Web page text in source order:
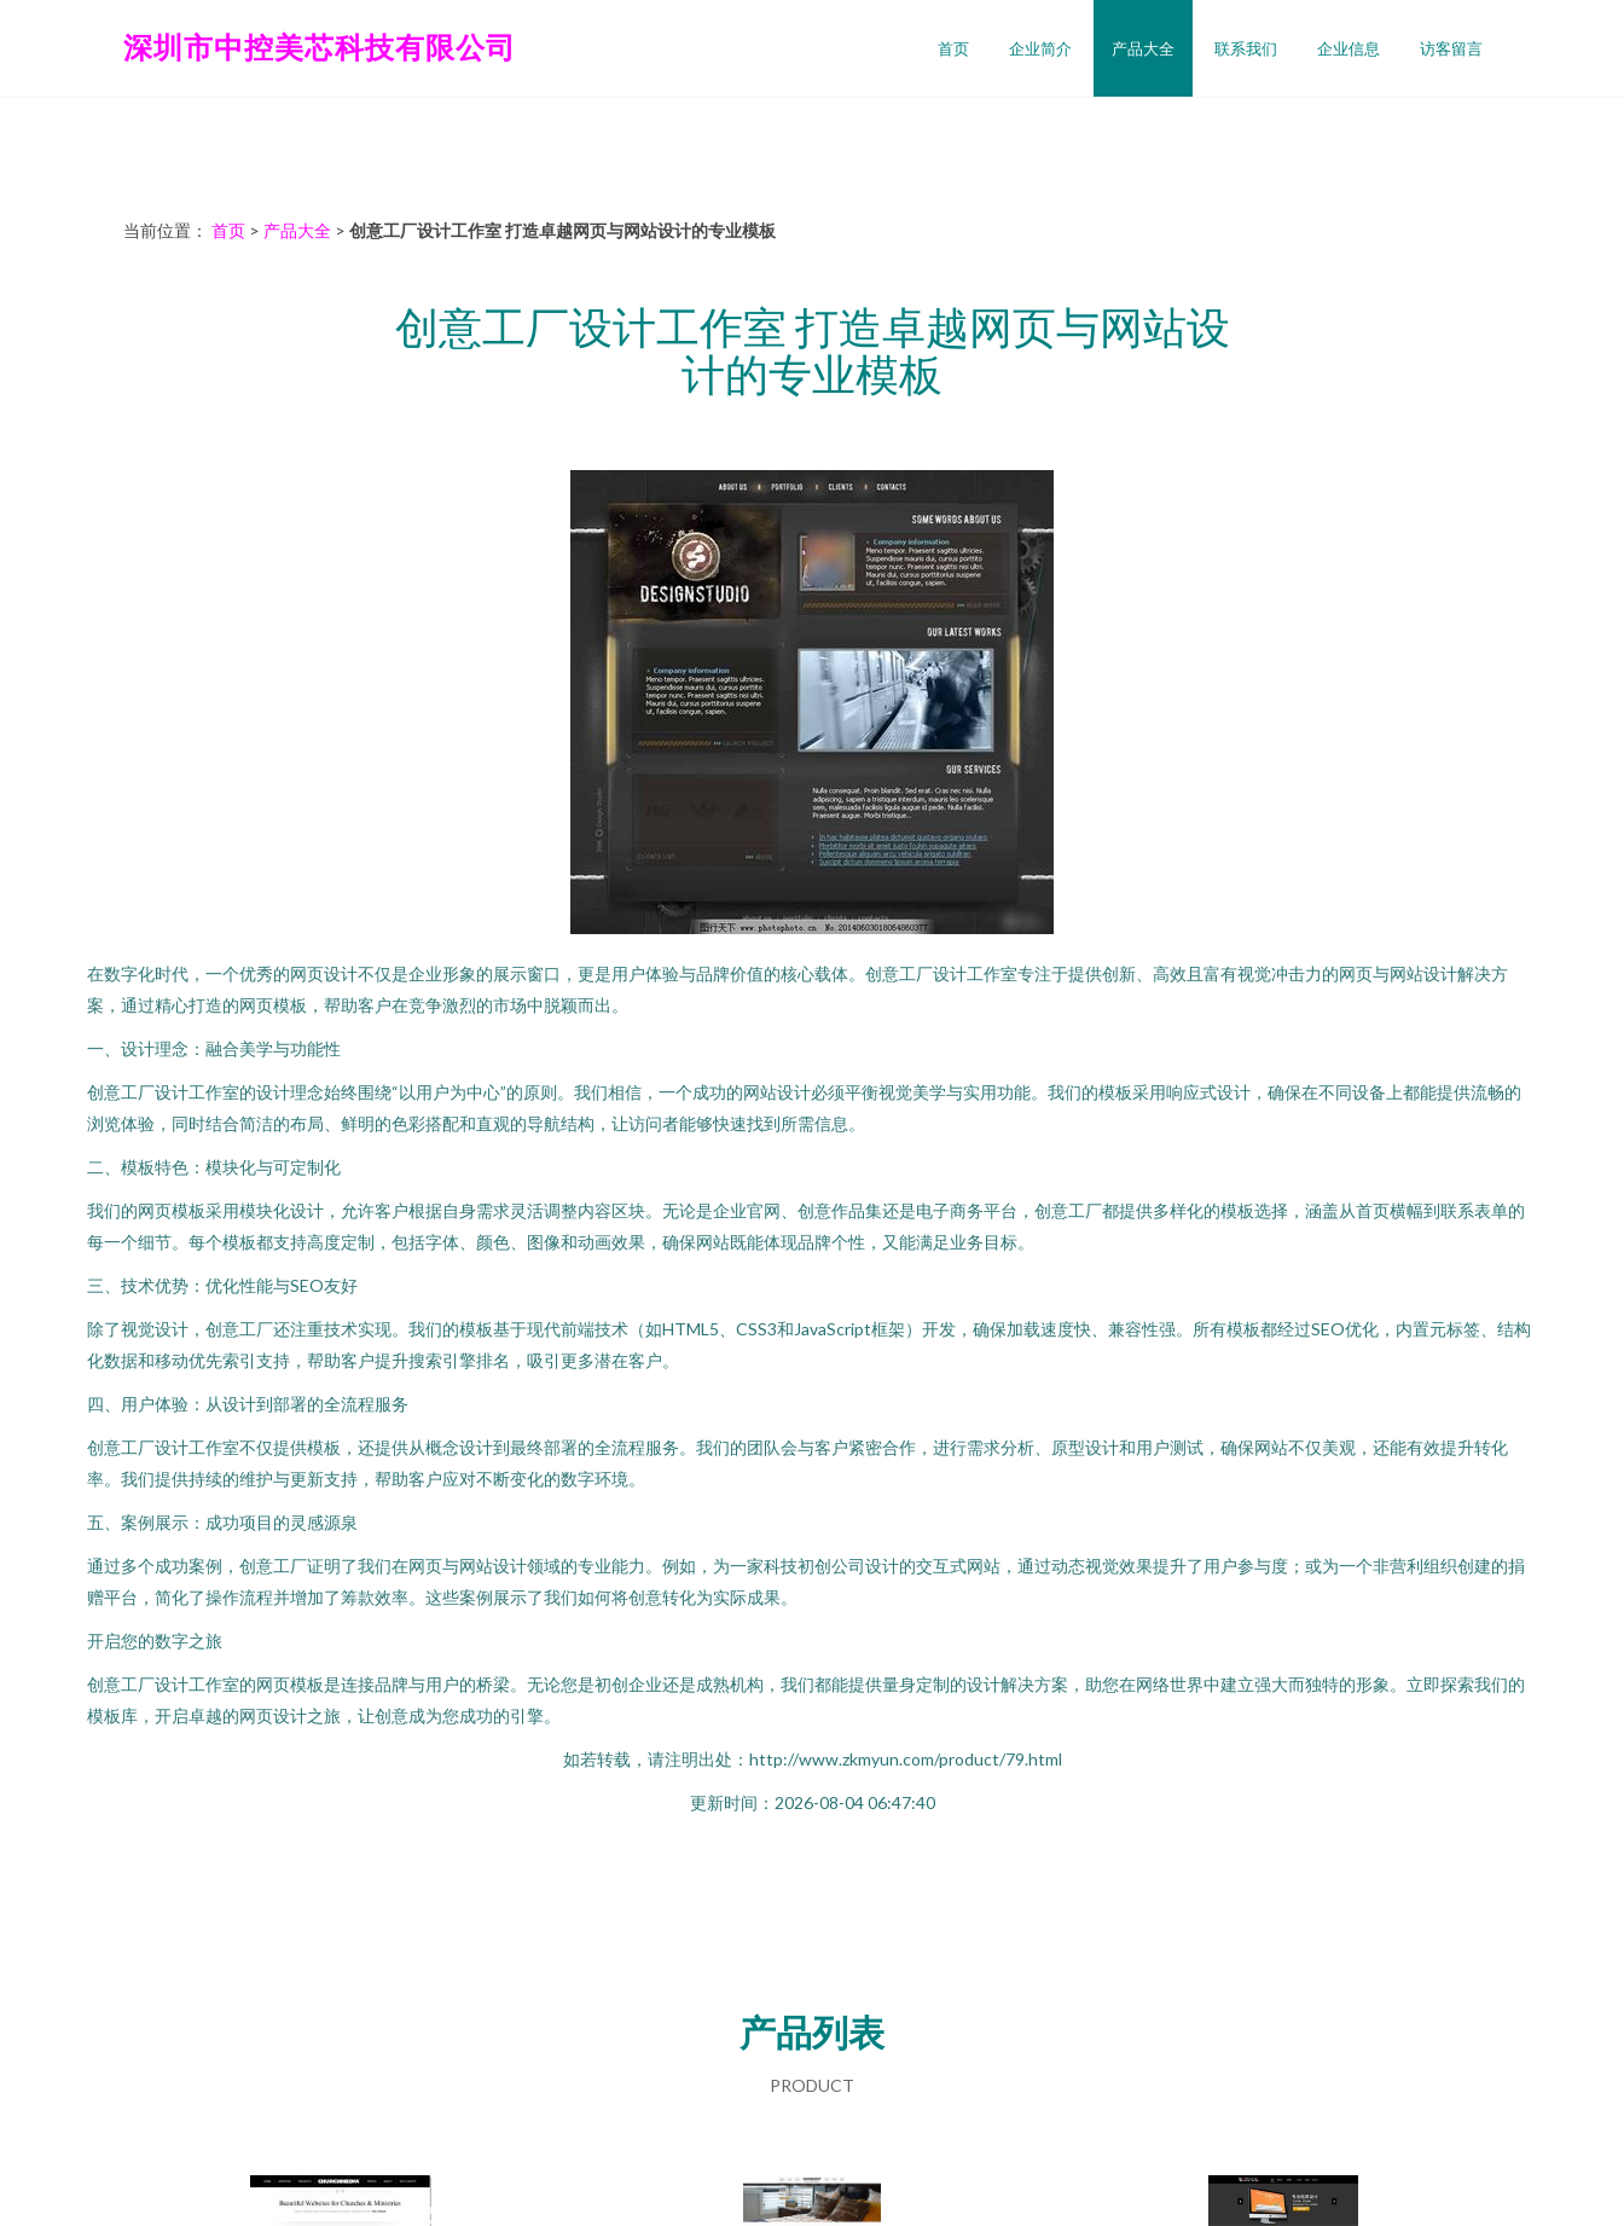
深圳市中控美芯科技有限公司 首页 企业简介 产品大全 联系我们 企业信息 访客留言
当前位置： 首页 > 产品大全 > 创意工厂设计工作室 打造卓越网页与网站设计的专业模板
创意工厂设计工作室 打造卓越网页与网站设
计的专业模板
在数字化时代，一个优秀的网页设计不仅是企业形象的展示窗口，更是用户体验与品牌价值的核心载体。创意工厂设计工作室专注于提供创新、高效且富有视觉冲击力的网页与网站设计解决方
案，通过精心打造的网页模板，帮助客户在竞争激烈的市场中脱颖而出。
一、设计理念：融合美学与功能性
创意工厂设计工作室的设计理念始终围绕“以用户为中心”的原则。我们相信，一个成功的网站设计必须平衡视觉美学与实用功能。我们的模板采用响应式设计，确保在不同设备上都能提供流畅的
浏览体验，同时结合简洁的布局、鲜明的色彩搭配和直观的导航结构，让访问者能够快速找到所需信息。
二、模板特色：模块化与可定制化
我们的网页模板采用模块化设计，允许客户根据自身需求灵活调整内容区块。无论是企业官网、创意作品集还是电子商务平台，创意工厂都提供多样化的模板选择，涵盖从首页横幅到联系表单的
每一个细节。每个模板都支持高度定制，包括字体、颜色、图像和动画效果，确保网站既能体现品牌个性，又能满足业务目标。
三、技术优势：优化性能与SEO友好
除了视觉设计，创意工厂还注重技术实现。我们的模板基于现代前端技术（如HTML5、CSS3和JavaScript框架）开发，确保加载速度快、兼容性强。所有模板都经过SEO优化，内置元标签、结构
化数据和移动优先索引支持，帮助客户提升搜索引擎排名，吸引更多潜在客户。
四、用户体验：从设计到部署的全流程服务
创意工厂设计工作室不仅提供模板，还提供从概念设计到最终部署的全流程服务。我们的团队会与客户紧密合作，进行需求分析、原型设计和用户测试，确保网站不仅美观，还能有效提升转化
率。我们提供持续的维护与更新支持，帮助客户应对不断变化的数字环境。
五、案例展示：成功项目的灵感源泉
通过多个成功案例，创意工厂证明了我们在网页与网站设计领域的专业能力。例如，为一家科技初创公司设计的交互式网站，通过动态视觉效果提升了用户参与度；或为一个非营利组织创建的捐
赠平台，简化了操作流程并增加了筹款效率。这些案例展示了我们如何将创意转化为实际成果。
开启您的数字之旅
创意工厂设计工作室的网页模板是连接品牌与用户的桥梁。无论您是初创企业还是成熟机构，我们都能提供量身定制的设计解决方案，助您在网络世界中建立强大而独特的形象。立即探索我们的
模板库，开启卓越的网页设计之旅，让创意成为您成功的引擎。
如若转载，请注明出处：http://www.zkmyun.com/product/79.html
更新时间：2026-08-04 06:47:40
产品列表
PRODUCT